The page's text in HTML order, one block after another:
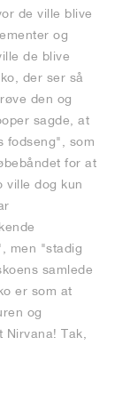
de ville blive
og
de blive
der ser så
den og
sagde, at
fodseng", som
for at
ville dog kun
men "stadig
samlede
er som at
og
Tak,